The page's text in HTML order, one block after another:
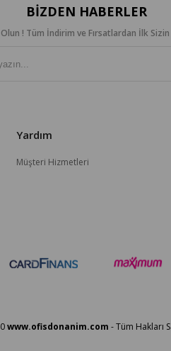
BIZDEN HABERLER
! Tüm İndirim ve Fırsatlardan İlk
Yardım
Müşteri Hizmetleri
www.ofisdonanim.com - Tüm Hakları